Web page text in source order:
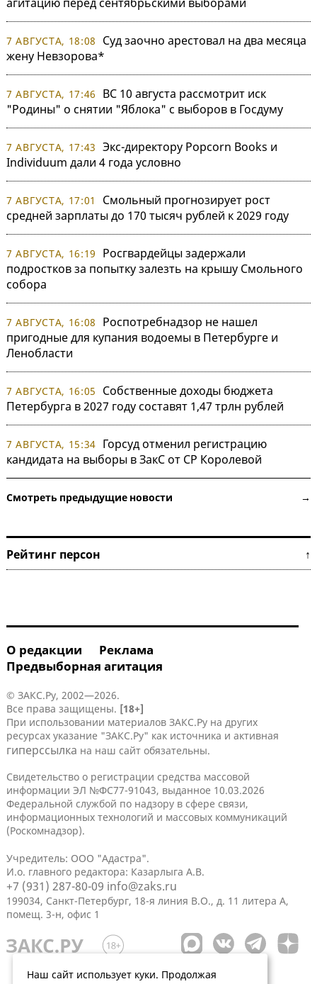
7 АВГУСТА, 18:08
Суд заочно арестовал на два месяца
жену Невзорова*
7 АВГУСТА, 17:46
ВС 10 августа рассмотрит иск
"Родины" о снятии "Яблока" с выборов в Госдуму
7 АВГУСТА, 17:43 Экс-директору Popcorn Books и
Individuum дали 4 года условно
7 АВГУСТА, 17:01
Смольный прогнозирует рост
средней зарплаты до 170 тысяч рублей к 2029 году
7 АВГУСТА, 16:19
Росгвардейцы задержали
подростков за попытку залезть на крышу Смольного
собора
7 АВГУСТА, 16:08
Роспотребнадзор не нашел
пригодные для купания водоемы в Петербурге и
Ленобласти
7 АВГУСТА, 16:05
Собственные доходы бюджета
Петербурга в 2027 году составят 1,47 трлн рублей
7 АВГУСТА, 15:34 Горсуд отменил регистрацию
кандидата на выборы в ЗакС от СР Королевой
Смотреть предыдущие новости →
Рейтинг персон ↑
О редакции
Реклама
Предвыборная агитация
© ЗАКС.Ру, 2002—2026.
Все права защищены. [18+]
При использовании материалов ЗАКС.Ру на других
ресурсах указание "ЗАКС.Ру" как источника и активная
гиперссылка на наш сайт обязательны.
Свидетельство о регистрации средства массовой
информации ЭЛ №ФС77-91043, выданное 10.03.2026
Федеральной службой по надзору в сфере связи,
информационных технологий и массовых коммуникаций
(Роскомнадзор).
Учредитель: ООО "Адастра".
И.о. главного редактора: Казарлыга А.В.
+7 (931) 287-80-09 info@zaks.ru
199034, Санкт-Петербург, 18-я линия В.О., д. 11 литера А,
помещ. 3-н, офис 1
Наш сайт использует куки. Продолжая